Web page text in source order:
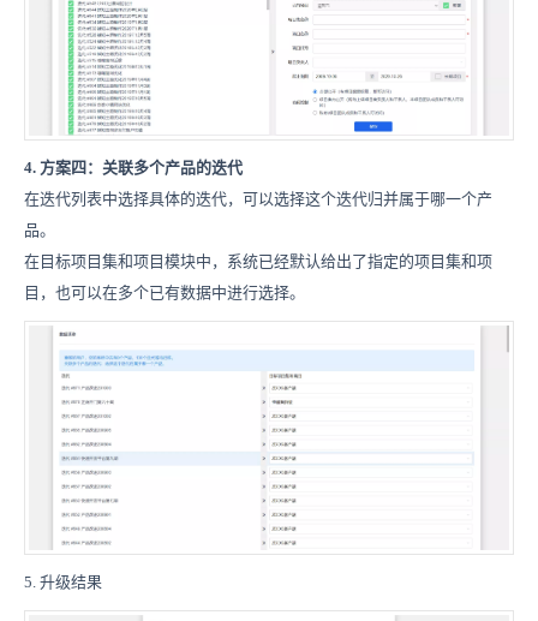
4. 方案四：关联多个产品的迭代
在迭代列表中选择具体的迭代，可以选择这个迭代归并属于哪一个产
品。
在目标项目集和项目模块中，系统已经默认给出了指定的项目集和项
目，也可以在多个已有数据中进行选择。
5. 升级结果